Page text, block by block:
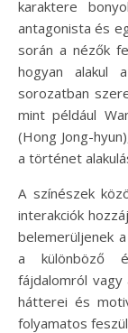
karaktere
antagonista és
során a nézők
hogyan alakul
sorozatban
mint például
(Hong Jong-
a történet
A színészek
interakciók
belemerüljenek
a különböző
fájdalomról vagy
hátterei és
folyamatos